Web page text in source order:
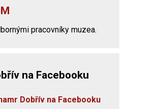
pracovníky muzea.
na Facebooku
Dobřív na Facebooku